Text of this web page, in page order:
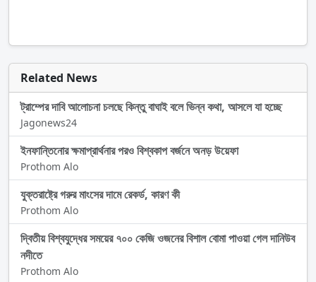
Related News
ট্রাম্পের দাবি আলোচনা চলছে কিন্তু বাঘাই বলে ভিন্ন কথা, আসলে যা হচ্ছে
Jagonews24
ইনফান্তিনোর ক্ষমাপ্রার্থনার পরও বিশ্বকাপ বর্জনে অনড় উয়েফা
Prothom Alo
যুক্তরাষ্ট্রে গরুর মাংসের দামে রেকর্ড, কারণ কী
Prothom Alo
দ্বিতীয় বিশ্বযুদ্ধের সময়ের ৭০০ কেজি ওজনের বিশাল বোমা পাওয়া গেল দানিউব
নদীতে
Prothom Alo